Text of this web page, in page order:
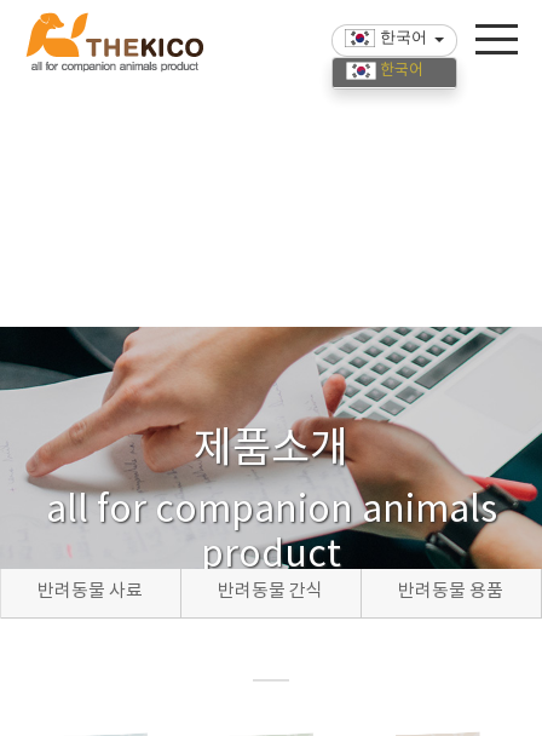
한국어
한국어
제품소개
all for companion animals
product
반려동물 사료 반려동물 간식 반려동물 용품